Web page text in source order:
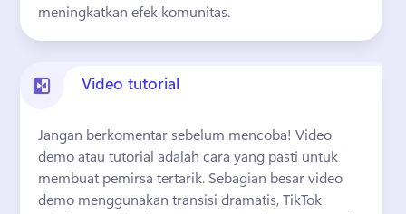
meningkatkan efek komunitas.
Video tutorial
Jangan berkomentar sebelum mencoba! Video
demo atau tutorial adalah cara yang pasti untuk
membuat pemirsa tertarik. Sebagian besar video
demo menggunakan transisi dramatis, TikTok